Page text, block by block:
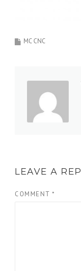
MC CNC
LEAVE A
COMMENT *